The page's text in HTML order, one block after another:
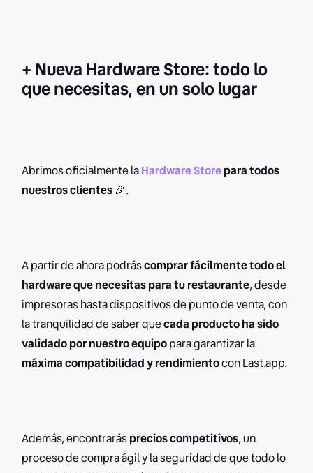
+ Nueva Hardware Store: todo lo
que necesitas, en un solo lugar
Abrimos oficialmente laHardware Storepara todos
nuestros clientes 🎉.
A partir de ahora podráscomprar fácilmente todo el
hardware que necesitas para tu restaurante, desde
impresoras hasta dispositivos de punto de venta, con
la tranquilidad de saber quecada producto ha sido
validado por nuestro equipopara garantizar la
máxima compatibilidad y rendimientocon Last.app.
Además, encontrarásprecios competitivos, un
proceso de compra ágil y la seguridad de que todo lo